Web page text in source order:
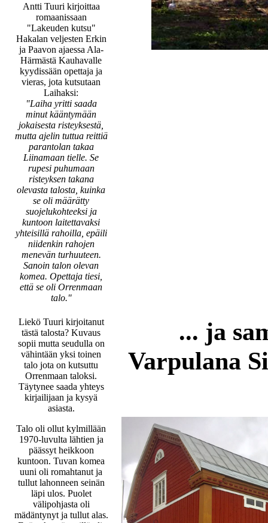
Antti Tuuri kirjoittaa
romaanissaan
"Lakeuden kutsu"
Hakalan veljesten Erkin
ja Paavon ajaessa Ala-
Härmästä Kauhavalle
kyydissään opettaja ja
vieras, jota kutsutaan
Laihaksi:
"Laiha yritti saada
minut kääntymään
jokaisesta risteyksestä,
mutta ajelin tuttua reittiä
parantolan takaa
Liinamaan tielle. Se
rupesi puhumaan
risteyksen takana
olevasta talosta, kuinka
se oli määrätty
suojelukohteeksi ja
kuntoon laitettavaksi
yhteisillä rahoilla, epäili
niidenkin rahojen
menevän turhuuteen.
Sanoin talon olevan
komea. Opettaja tiesi,
että se oli Orrenmaan
talo."
Liekö Tuuri kirjoitanut
tästä talosta? Kuvaus
sopii mutta seudulla on
vähintään yksi toinen
talo jota on kutsuttu
Orrenmaan taloksi.
Täytynee saada yhteys
kirjailijaan ja kysyä
asiasta.
Talo oli ollut kylmillään
1970-luvulta lähtien ja
päässyt heikkoon
kuntoon. Tuvan komea
uuni oli romahtanut ja
tullut lahonneen seinän
läpi ulos. Puolet
välipohjasta oli
mädäntynyt ja tullut alas.
... ja
Varpulana